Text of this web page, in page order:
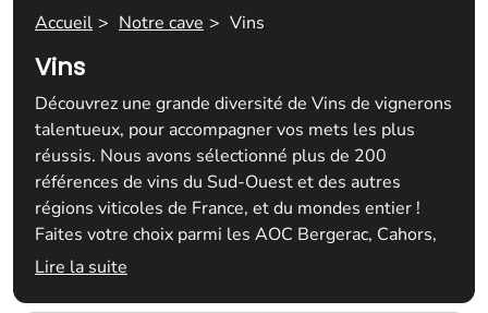
Accueil Notre cave Vins
Vins
Découvrez une grande diversité de Vins de vignerons
talentueux, pour accompagner vos mets les plus
réussis. Nous avons sélectionné plus de 200
références de vins du Sud-Ouest et des autres
régions viticoles de France, et du mondes entier !
Faites votre choix parmi les AOC Bergerac, Cahors,
Vins du Domaine Tariquet, Gamme Gérard Bertrand,
Lire la suite